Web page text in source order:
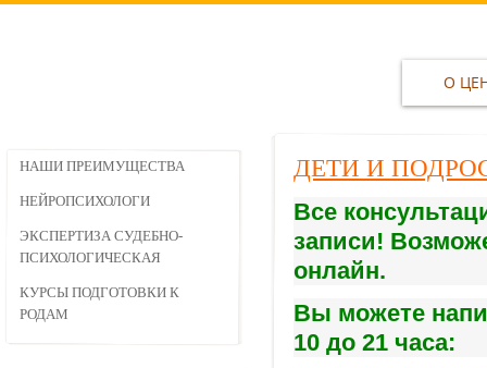
О
НАШИ ПРЕИМУЩЕСТВА
НЕЙРОПСИХОЛОГИ
ЭКСПЕРТИЗА СУДЕБНО-
ПСИХОЛОГИЧЕСКАЯ
КУРСЫ ПОДГОТОВКИ К
РОДАМ
ДЕТИ И
Все
записи!
онлайн.
Вы можете
10 до 21 часа: